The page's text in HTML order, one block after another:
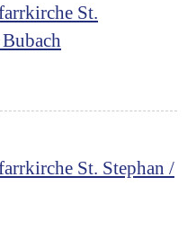
St.
St. Stephan /